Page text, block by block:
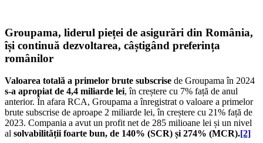
Groupama, liderul pieței de asigurări din România,
își continuă dezvoltarea, câștigând preferința
românilor
Valoarea totală a primelor brute subscrise de Groupama în 2024
s-a apropiat de 4,4 miliarde lei, în creștere cu 7% față de anul
anterior. În afara RCA, Groupama a înregistrat o valoare a primelor
brute subscrise de aproape 2 miliarde lei, în creștere cu 21% față de
2023. Compania a avut un profit net de 285 milioane lei și un nivel
al solvabilității foarte bun, de 140% (SCR) și 274% (MCR).[2]